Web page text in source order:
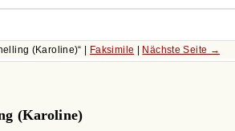
(Karoline) Faksimile Nächste Seite →
(Karoline)